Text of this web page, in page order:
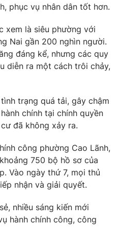
điện tử số 483/GP-BTTTT
- 024.38 355 932
897 897
phục vụ nhân dân tốt hơn.
xem là siêu phường với
Nai gần 200 nghìn người.
đáng kể, nhưng các quy
diễn ra một cách trôi chảy,
trạng quá tải, gây chậm
chính tại chính quyền
đã không xảy ra.
công phường Cao Lãnh,
750 bộ hồ sơ của
Vào ngày thứ 7, mọi thủ
nhận và giải quyết.
nhiều sáng kiến mới
hành chính công, công